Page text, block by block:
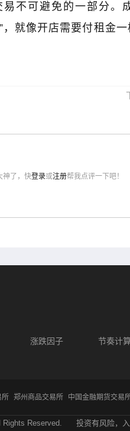
易不可避免的一部分。
就像开店需要付租金
神了，快登录或注册帮我点评一下吧！
涨跌因子 节奏计
所 郑州商品交易所 中国金融期货交易
Reserved. 投资有风险，